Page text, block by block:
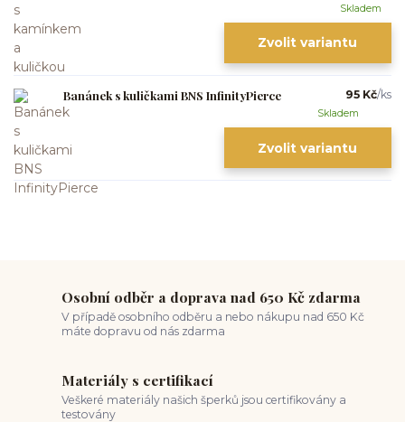
Skladem
Zvolit variantu
Banánek s kuličkami BNS InfinityPierce 95 Kč/ks
Skladem
Zvolit variantu
Osobní odběr a doprava nad 650 Kč zdarma
V případě osobního odběru a nebo nákupu nad 650 Kč
máte dopravu od nás zdarma
Materiály s certifikací
Veškeré materiály našich šperků jsou certifikovány a
testovány